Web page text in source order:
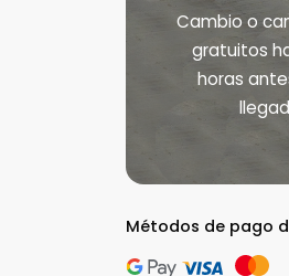
Cambio o
gratuitos
horas
Métodos de pago